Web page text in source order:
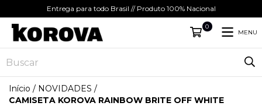
Entrega para todo Brasil // Produto 100% Nacional
0
MENU
Início / NOVIDADES /
CAMISETA KOROVA RAINBOW BRITE OFF WHITE